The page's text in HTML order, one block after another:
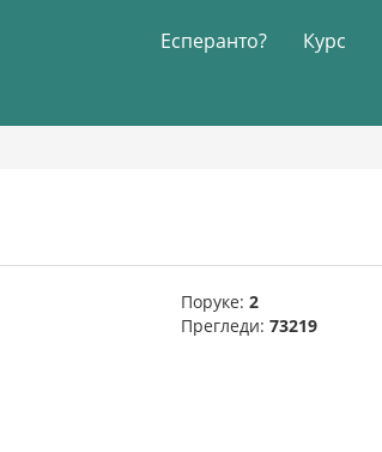
Есперанто? Курс
Поруке: 2
Прегледи: 73219